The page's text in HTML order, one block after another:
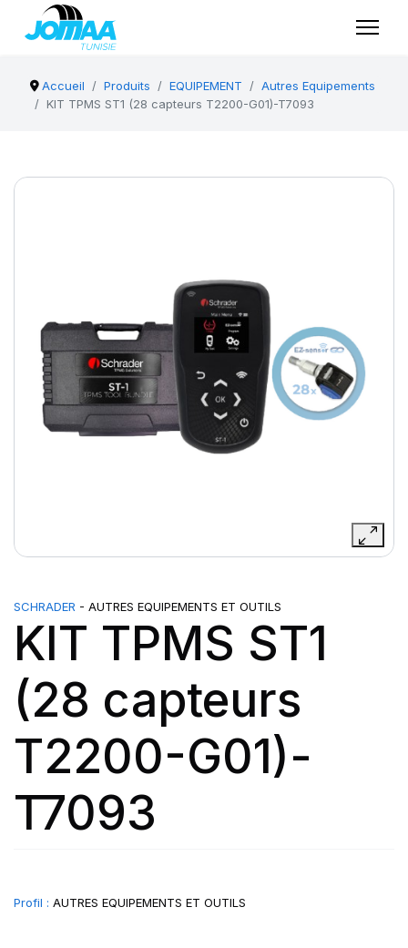
Accueil Produits EQUIPEMENT
Autres Equipements
KIT TPMS ST1 (28 capteurs T2200-G01)-T7093
SCHRADER - AUTRES EQUIPEMENTS ET OUTILS
KIT TPMS ST1
(28 capteurs
T2200-G01)-
T7093
Profil : AUTRES EQUIPEMENTS ET OUTILS